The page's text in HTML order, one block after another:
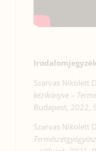
Szarvas Nikolett
kézikönyve –
Budapest, 2022,
Szarvas Nikolett